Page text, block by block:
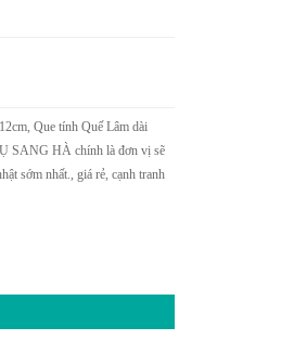
lượng
Giấy ghi chúGiấy
Que tính Quế Lâm dài
SANG HÀ chính là đơn vị sẽ
sớm nhất., giá rẻ, cạnh tranh